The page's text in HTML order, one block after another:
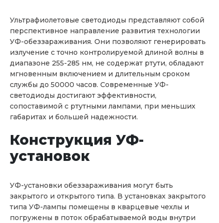
Ультрафиолетовые светодиоды представляют собой
перспективное направление развития технологии
УФ-обеззараживания. Они позволяют генерировать
излучение с точно контролируемой длиной волны в
диапазоне 255-285 нм, не содержат ртути, обладают
мгновенным включением и длительным сроком
службы до 50000 часов. Современные УФ-
светодиоды достигают эффективности,
сопоставимой с ртутными лампами, при меньших
габаритах и большей надежности.
Конструкция УФ-
установок
УФ-установки обеззараживания могут быть
закрытого и открытого типа. В установках закрытого
типа УФ-лампы помещены в кварцевые чехлы и
погружены в поток обрабатываемой воды внутри